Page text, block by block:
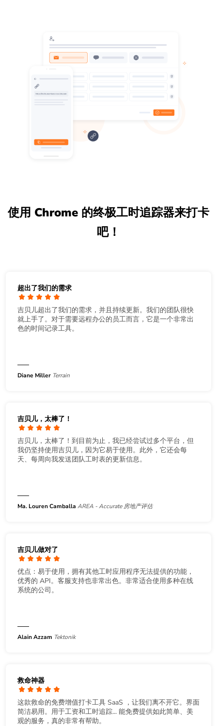
使用 Chrome 的终极工时追踪器来打卡
吧！
超出了我们的需求
吉贝儿超出了我们的需求，并且持续更新。我们的团队很快
就上手了。对于需要远程办公的员工而言，它是一个非常出
色的时间记录工具。
Diane Miller Terrain
吉贝儿，太棒了！
吉贝儿，太棒了！到目前为止，我已经尝试过多个平台，但
我仍坚持使用吉贝儿，因为它易于使用。此外，它还会每
天、每周向我发送团队工时表的更新信息。
Ma. Louren Camballa AREA - Accurate 房地产评估
吉贝儿做对了
优点：易于使用，拥有其他工时应用程序无法提供的功能，
优秀的 API。客服支持也非常出色。非常适合使用多种在线
系统的公司。
Alain Azzam Tektonik
救命神器
这款救命的免费增值打卡工具 SaaS ，让我们离不开它。界面
简洁易用。用于工资和工时追踪... 能免费提供如此简单、美
观的服务，真的非常有帮助。